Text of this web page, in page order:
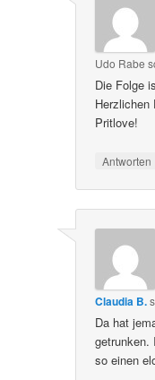
Udo Rabe
Die Folge
Herzlichen
Pritlove!
Antworten
Claudia B.
Da hat
so einen